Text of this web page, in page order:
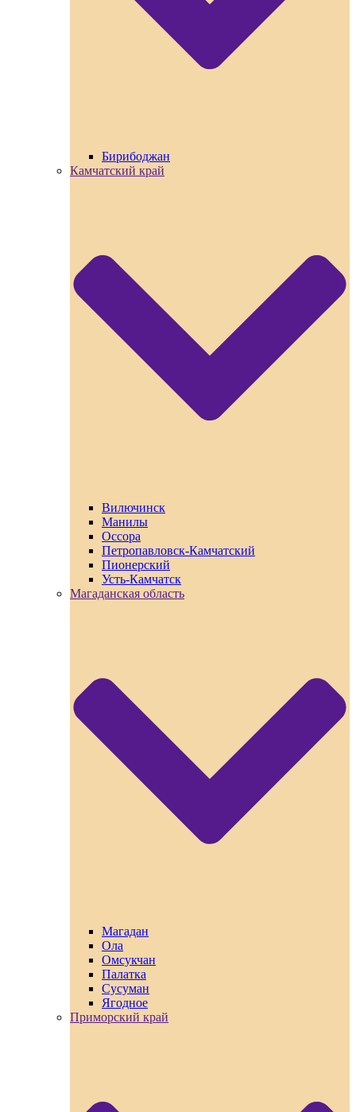
Бирибоджан
Камчатский край
Вилючинск
Манилы
Оссора
Петропавловск-Камчатский
Пионерский
Усть-Камчатск
Магаданская область
Магадан
Ола
Омсукчан
Палатка
Сусуман
Ягодное
Приморский край